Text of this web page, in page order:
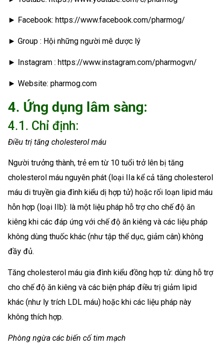
► Facebook: https://www.facebook.com/pharmog/
► Group : Hội những người mê dược lý
► Instagram : https://www.instagram.com/pharmogvn/
► Website: pharmog.com
4. Ứng dụng lâm sàng:
4.1. Chỉ định:
Điều trị tăng cholesterol máu
Người trưởng thành, trẻ em từ 10 tuổi trở lên bị tăng
cholesterol máu nguyên phát (loại IIa kể cả tăng cholesterol
máu di truyền gia đình kiểu dị hợp tử) hoặc rối loạn lipid máu
hỗn hợp (loại IIb): là một liệu pháp hỗ trợ cho chế độ ăn
kiêng khi các đáp ứng với chế độ ăn kiêng và các liệu pháp
không dùng thuốc khác (như tập thể dục, giảm cân) không
đầy đủ.
Tăng cholesterol máu gia đình kiểu đồng hợp tử: dùng hỗ trợ
cho chế độ ăn kiêng và các biện pháp điều trị giảm lipid
khác (như ly trích LDL máu) hoặc khi các liệu pháp này
không thích hợp.
Phòng ngừa các biến cố tim mạch